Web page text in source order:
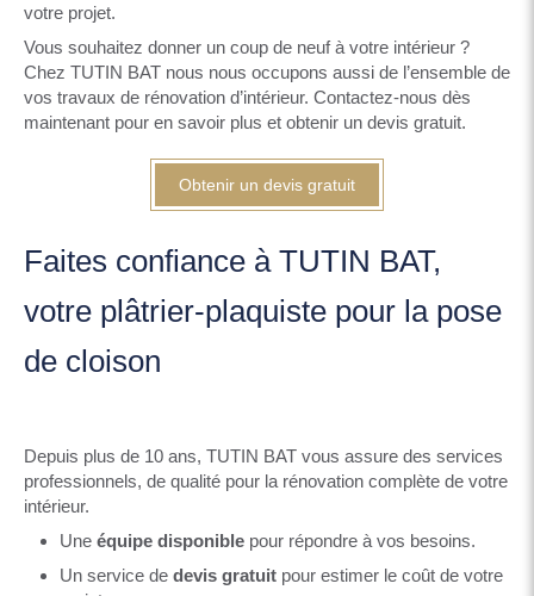
votre projet.
Vous souhaitez donner un coup de neuf à votre intérieur ?
Chez TUTIN BAT nous nous occupons aussi de l’ensemble de
vos travaux de rénovation d’intérieur. Contactez-nous dès
maintenant pour en savoir plus et obtenir un devis gratuit.
Obtenir un devis gratuit
Faites confiance à TUTIN BAT,
votre plâtrier-plaquiste pour la pose
de cloison
Depuis plus de 10 ans, TUTIN BAT vous assure des services
professionnels, de qualité pour la rénovation complète de votre
intérieur.
Une équipe disponible pour répondre à vos besoins.
Un service de devis gratuit pour estimer le coût de votre